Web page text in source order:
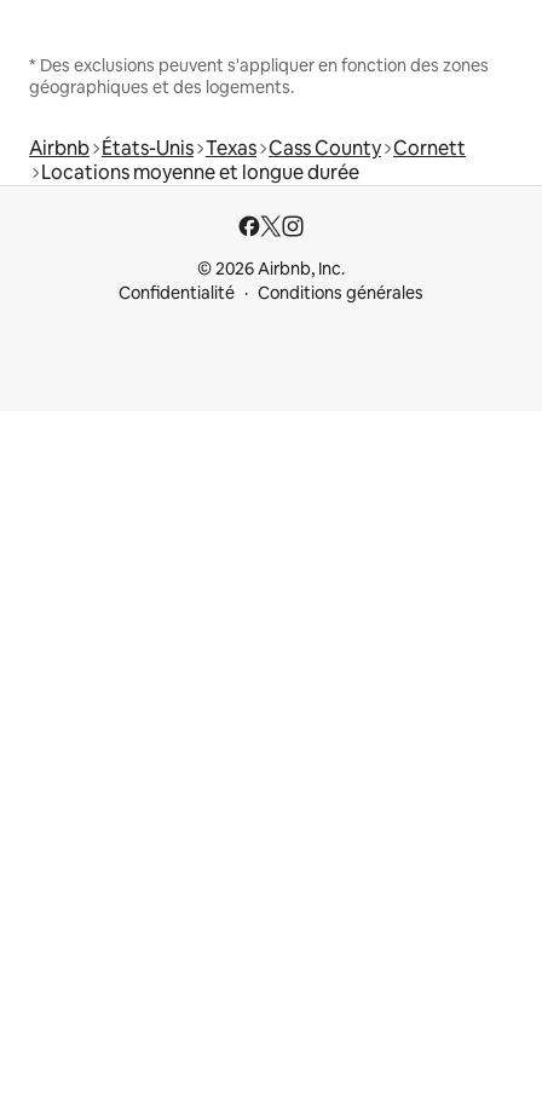
* Des exclusions peuvent s'appliquer en fonction des zones
géographiques et des logements.
Airbnb États-Unis Texas Cass County Cornett
Locations moyenne et longue durée
© 2026 Airbnb, Inc.
Confidentialité
Conditions générales